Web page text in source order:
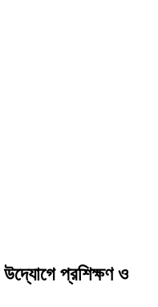
উদ্যোগে প্রশিক্ষণ ও